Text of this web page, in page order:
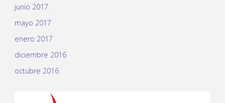
junio 2017
mayo 2017
enero 2017
diciembre 2016
octubre 2016